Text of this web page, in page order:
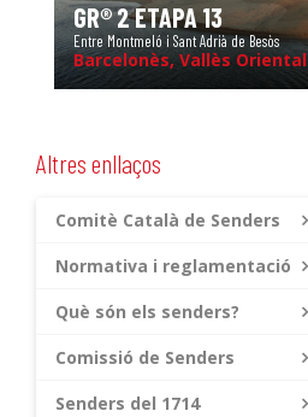
GR® 2 ETAPA 13
Entre Montmeló i Sant Adrià de Besòs
Barcelonès, Vallès Oriental
Altres enllaços
Comitè Català de Senders
Normativa i reglamentació
Què són els senders?
Comissió de Senders
Senders del 1714